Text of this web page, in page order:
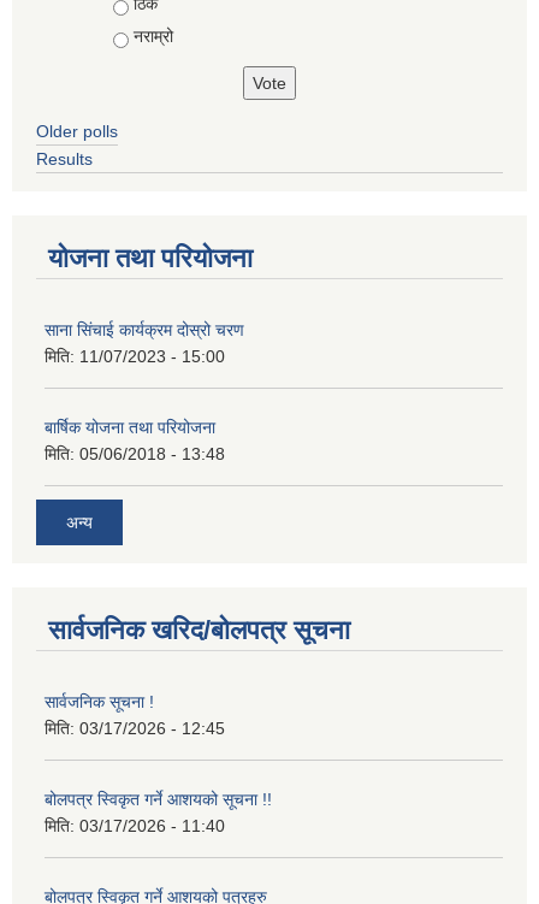
नराम्रो
Older polls
Results
योजना तथा परियोजना
साना सिंचाई कार्यक्रम दोस्रो चरण
मिति: 11/07/2023 - 15:00
बार्षिक योजना तथा परियोजना
मिति: 05/06/2018 - 13:48
अन्य
सार्वजनिक खरिद/बोलपत्र सूचना
सार्वजनिक सूचना !
मिति: 03/17/2026 - 12:45
बोलपत्र स्विकृत गर्ने आशयको सूचना !!
मिति: 03/17/2026 - 11:40
बोलपत्र स्विकृत गर्ने आशयको पत्रहरु